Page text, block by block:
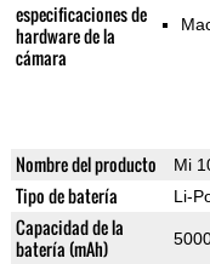
especificaciones de
hardware de la
cámara
Nombre del producto Mi
Tipo de batería Li-
Capacidad de la
batería (mAh)